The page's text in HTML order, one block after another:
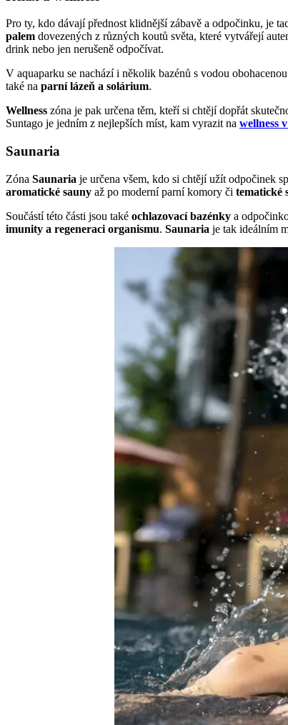
Pro ty, kdo dávají přednost klidnější zábavě a odpočinku, je
palem dovezených z různých koutů světa, které vytvářejí
drink nebo jen nerušeně odpočívat.
V aquaparku se nachází i několik bazénů s vodou
také na parní lázeň a solárium.
Wellness zóna je pak určena těm, kteří si chtějí dopřát
Suntago je jedním z nejlepších míst, kam vyrazit na wellness
Saunaria
Zóna Saunaria je určena všem, kdo si chtějí užít odpočinek
aromatické sauny až po moderní parní komory či tematické
Součástí této části jsou také ochlazovací bazénky a
imunity a regeneraci organismu. Saunaria je tak ideálním